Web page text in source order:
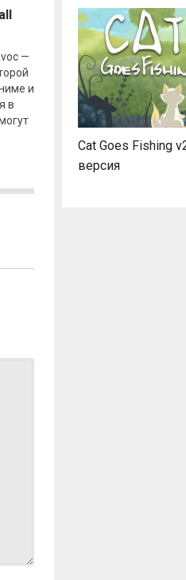
—
и
в
Cat Goes Fishing
версия